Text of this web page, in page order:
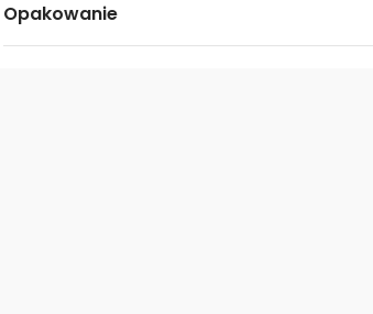
Opakowanie